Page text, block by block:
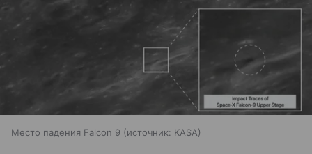
Место падения Falcon 9 источник: KASA